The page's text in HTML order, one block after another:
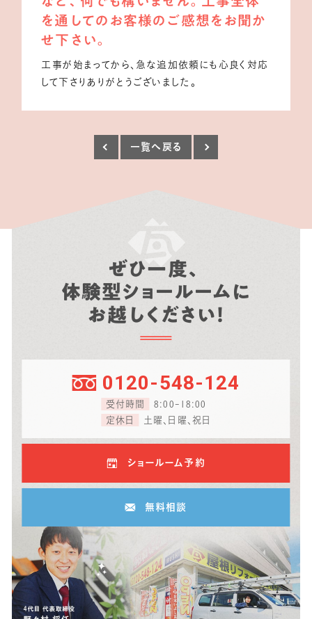
を通してのお客様のご感想をお聞か
せ下さい。
工事が始まってから、急な追加依頼にも心良く対応
して下さりありがとうございました。
一覧へ戻る
ぜひ一度、
体験型ショールームに
お越しください！
0120-548-124
受付時間
8:00-18:00
定休日
土曜、日曜、祝日
ショールーム予約
無料相談